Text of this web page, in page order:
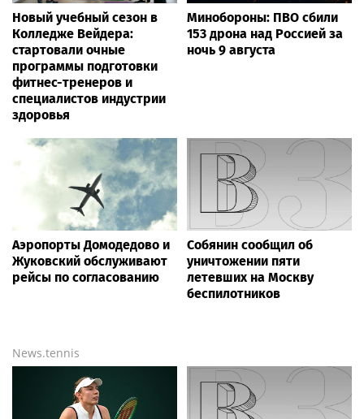
Новый учебный сезон в
Колледже Вейдера:
стартовали очные
программы подготовки
фитнес-тренеров и
специалистов индустрии
здоровья
Минобороны: ПВО сбили
153 дрона над Россией за
ночь 9 августа
Аэропорты Домодедово и
Жуковский обслуживают
рейсы по согласованию
Собянин сообщил об
уничтожении пяти
летевших на Москву
беспилотников
News.tennis